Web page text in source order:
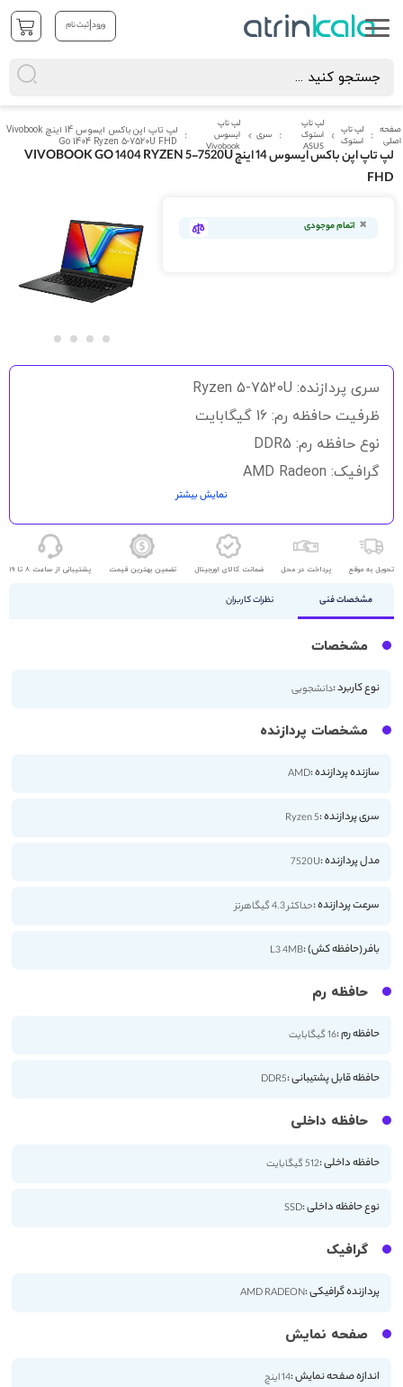
ورود|ثبت نام
صفحه
اصلی
لپ تاپ
استوک
لپ تاپ
استوک
ASUS
سری
لپ تاپ
ایسوس
Vivobook
لپ تاپ اپن باکس ایسوس 14 اینچ Vivobook
Go 1404 Ryzen 5-7520U FHD
لپ تاپ اپن باکس ایسوس 14 اینچ VIVOBOOK GO 1404 RYZEN 5-7520U
FHD
انتهای
گالری
تصاویر
اتمام موجودی
سری پردازنده: Ryzen 5-7520U
ظرفیت حافظه رم: 16 گیگابایت
نوع حافظه رم: DDR5
گرافیک: AMD Radeon
اندازه صفحه نمایش: 14 اینچ
کیفیت صفحه نمایش: FHD
نمایش بیشتر
تحویل به موقع پرداخت در محل ضمانت کالای اورجینال تضمین بهترین قیمت پشتیبانی از ساعت 8 تا 19
مشخصات فنی نظرات کاربران
مشخصات
نوع کاربرد :دانشجویی
مشخصات پردازنده
سازنده پردازنده :AMD
سری پردازنده :Ryzen 5
مدل پردازنده :7520U
سرعت پردازنده :حداکثر 4.3 گیگاهرتز
بافر (حافظه کش) :L3 4MB
حافظه رم
حافظه رم :16 گیگابایت
حافظه قابل پشتیبانی :DDR5
حافظه داخلی
حافظه داخلی :512 گیگابایت
نوع حافظه داخلی :SSD
گرافیک
پردازنده گرافیکی :AMD RADEON
صفحه نمایش
اندازه صفحه نمایش :14 اینچ